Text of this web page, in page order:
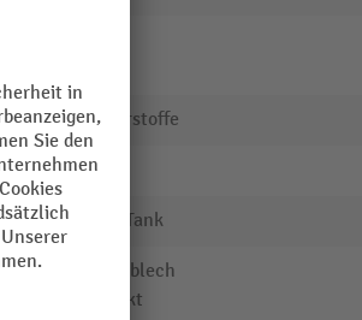
Gefahrstoffe
2 m²
SAFE Tank
Trapezblech
verzinkt